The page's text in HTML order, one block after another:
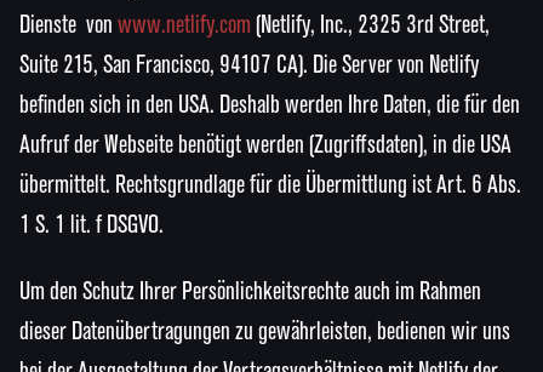
Dienste von www.netlify.com (Netlify, Inc., 2325 3rd Street,
Suite 215, San Francisco, 94107 CA). Die Server von Netlify
befinden sich in den USA. Deshalb werden Ihre Daten, die für den
Aufruf der Webseite benötigt werden (Zugriffsdaten), in die USA
übermittelt. Rechtsgrundlage für die Übermittlung ist Art. 6 Abs.
1 S. 1 lit. f DSGVO.
Um den Schutz Ihrer Persönlichkeitsrechte auch im Rahmen
dieser Datenübertragungen zu gewährleisten, bedienen wir uns